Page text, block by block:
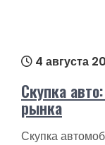
4 августа
Скупка
рынка
Скупка